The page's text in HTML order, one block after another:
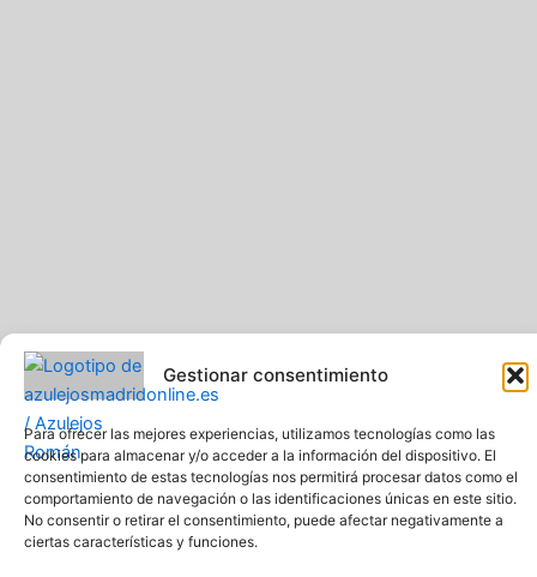
Gestionar consentimiento
Para ofrecer las mejores experiencias, utilizamos tecnologías como las
cookies para almacenar y/o acceder a la información del dispositivo. El
consentimiento de estas tecnologías nos permitirá procesar datos como el
comportamiento de navegación o las identificaciones únicas en este sitio.
No consentir o retirar el consentimiento, puede afectar negativamente a
ciertas características y funciones.
Pavimentos y Azulejos Román S.L.. Todos los derechos
reservados
Web creada y diseñada por Pavimentos y Azulejos Román S.L
Comprar azulejos online baratos y de calidad